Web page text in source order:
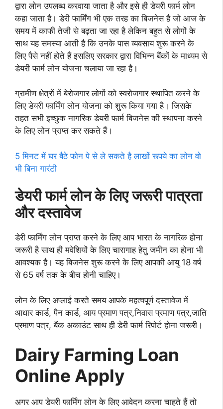
द्वारा लोन उपलब्ध करवाया जाता है और इसे ही डेयरी फार्म लोन
कहा जाता है। डेरी फार्मिंग भी एक तरह का बिजनेस है जो आज के
समय में काफी तेजी से बढ़ता जा रहा है लेकिन बहुत से लोगों के
साथ यह समस्या आती है कि उनके पास व्यवसाय शुरू करने के
लिए पैसे नहीं होते हैं इसलिए सरकार द्वारा विभिन्न बैंकों के माध्यम से
डेयरी फार्म लोन योजना चलाया जा रहा है।
ग्रामीण क्षेत्रों में बेरोजगार लोगों को स्वरोजगार स्थापित करने के
लिए डेयरी फार्मिंग लोन योजना को शुरू किया गया है। जिसके
तहत सभी इच्छुक नागरिक डेयरी फार्म बिजनेस की स्थापना करने
के लिए लोन प्राप्त कर सकते हैं।
5 मिनट में घर बैठे फोन पे से ले सकते है लाखों रूपये का लोन वो
भी बिना गारंटी
डेयरी फार्म लोन के लिए जरूरी पात्रता
और दस्तावेज
डेरी फार्मिंग लोन प्राप्त करने के लिए आप भारत के नागरिक होना
जरूरी है साथ हीमवेशियों के लिए चारागाह हेतु जमीन का होना भी
आवश्यक है।यह बिजनेस शुरू करने के लिए आपकी आयु 18 वर्ष
से 65 वर्ष तक के बीच होनी चाहिए।
लोन के लिए अप्लाई करते समय आपके महत्वपूर्ण दस्तावेज में
आधार कार्ड, पैन कार्ड, आय प्रमाण पत्र,निवास प्रमाण पत्र,जाति
प्रमाण पत्र,बैंक अकाउंट साथ हीडेरी फार्म रिपोर्ट होना जरूरी।
Dairy Farming Loan
Online Apply
अगर आप डेयरी फार्मिंग लोन के लिए आवेदन करना चाहते हैं तो